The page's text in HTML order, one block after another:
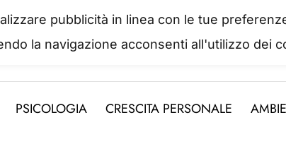
DEL BENESSERE
idea del suo valore fino a quando la
PSICOLOGIA CRESCITA PERSONALE
pubblicità in linea con le tue
la navigazione acconsenti all'utilizzo dei